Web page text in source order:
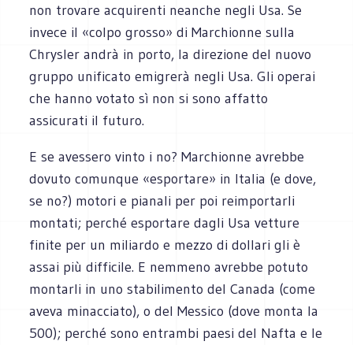
non trovare acquirenti neanche negli Usa. Se
invece il «colpo grosso» di Marchionne sulla
Chrysler andrà in porto, la direzione del nuovo
gruppo unificato emigrerà negli Usa. Gli operai
che hanno votato sì non si sono affatto
assicurati il futuro.
E se avessero vinto i no? Marchionne avrebbe
dovuto comunque «esportare» in Italia (e dove,
se no?) motori e pianali per poi reimportarli
montati; perché esportare dagli Usa vetture
finite per un miliardo e mezzo di dollari gli è
assai più difficile. E nemmeno avrebbe potuto
montarli in uno stabilimento del Canada (come
aveva minacciato), o del Messico (dove monta la
500); perché sono entrambi paesi del Nafta e le